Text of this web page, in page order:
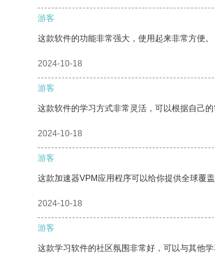
游客
这款软件的功能非常强大，使用起来非常方便。
2024-10-18
游客
这款软件的学习方式非常灵活，可以根据自己的
2024-10-18
游客
这款加速器VPM应用程序可以给你提供全球覆盖
2024-10-18
游客
这款学习软件的社区氛围非常好，可以与其他学